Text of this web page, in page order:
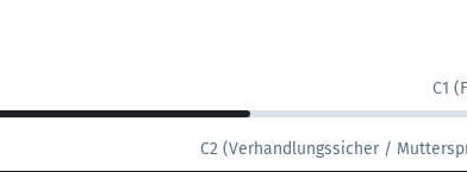
C1
C2 (Verhandlungssicher /